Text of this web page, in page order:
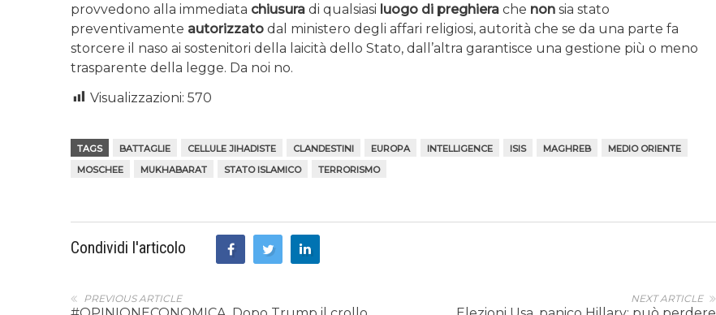
provvedono alla immediata chiusura di qualsiasi luogo di preghiera che non sia stato
preventivamente autorizzato dal ministero degli affari religiosi, autorità che se da una parte fa
storcere il naso ai sostenitori della laicità dello Stato, dall’altra garantisce una gestione più o meno
trasparente della legge. Da noi no.
Visualizzazioni: 570
TAGS BATTAGLIE CELLULE JIHADISTE CLANDESTINI EUROPA INTELLIGENCE ISIS MAGHREB
MEDIO ORIENTE
MOSCHEE
MUKHABARAT STATO ISLAMICO TERRORISMO
Condividi l'articolo
NEXT ARTICLE
PREVIOUS ARTICLE